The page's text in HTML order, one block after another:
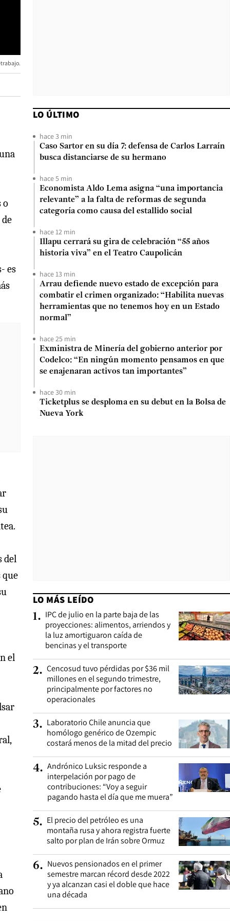
o
es
del
que
el
LO ÚLTIMO
hace 3 min
Caso Sartor en su día 7: defensa de Carlos Larraín
busca distanciarse de su hermano
hace 5 min
Economista Aldo Lema asigna “una importancia
relevante” a la falta de reformas de segunda
categoría como causa del estallido social
hace 12 min
Illapu cerrará su gira de celebración “55 años
historia viva” en el Teatro Caupolicán
hace 13 min
Arrau defiende nuevo estado de excepción para
combatir el crimen organizado: “Habilita nuevas
herramientas que no tenemos hoy en un Estado
normal”
hace 25 min
Exministra de Minería del gobierno anterior por
Codelco: “En ningún momento pensamos en que
se enajenaran activos tan importantes”
hace 30 min
Ticketplus se desploma en su debut en la Bolsa de
Nueva York
LO MÁS LEÍDO
1. IPC de julio en la parte baja de las
proyecciones: alimentos, arriendos y
la luz amortiguaron caída de
bencinas y el transporte
2. Cencosud tuvo pérdidas por $36 mil
millones en el segundo trimestre,
principalmente por factores no
operacionales
3. Laboratorio Chile anuncia que
homólogo genérico de Ozempic
costará menos de la mitad del precio
4. Andrónico Luksic responde a
interpelación por pago de
contribuciones: “Voy a seguir
pagando hasta el día que me muera”
5. El precio del petróleo es una
montaña rusa y ahora registra fuerte
salto por plan de Irán sobre Ormuz
6. Nuevos pensionados en el primer
semestre marcan récord desde 2022
y ya alcanzan casi el doble que hace
una década